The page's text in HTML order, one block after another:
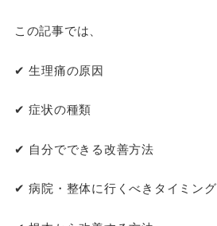
この記事では、
✔ 生理痛の原因
✔ 症状の種類
✔ 自分でできる改善方法
✔ 病院・整体に行くべきタイミング